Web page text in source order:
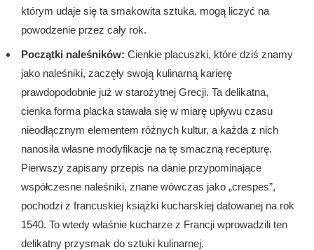
którym udaje się ta smakowita sztuka, mogą liczyć na
powodzenie przez cały rok.
Początki naleśników: Cienkie placuszki, które dziś znamy
jako naleśniki, zaczęły swoją kulinarną karierę
prawdopodobnie już w starożytnej Grecji. Ta delikatna,
cienka forma placka stawała się w miarę upływu czasu
nieodłącznym elementem różnych kultur, a każda z nich
nanosiła własne modyfikacje na tę smaczną recepturę.
Pierwszy zapisany przepis na danie przypominające
współczesne naleśniki, znane wówczas jako „crespes”,
pochodzi z francuskiej książki kucharskiej datowanej na rok
1540. To wtedy właśnie kucharze z Francji wprowadzili ten
delikatny przysmak do sztuki kulinarnej.